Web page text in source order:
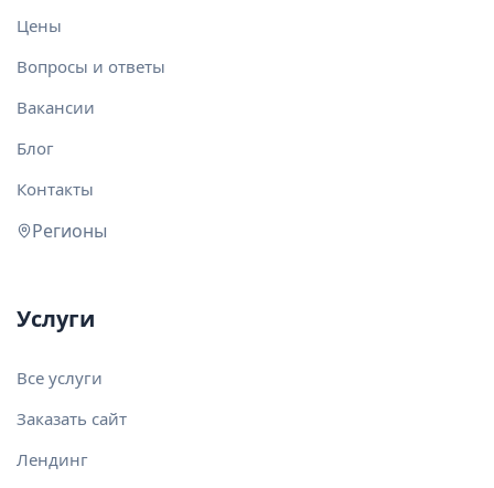
Цены
Вопросы и ответы
Вакансии
Блог
Контакты
Регионы
Услуги
Все услуги
Заказать сайт
Лендинг